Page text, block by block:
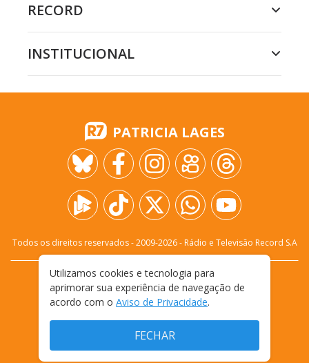
RECORD
INSTITUCIONAL
PATRICIA LAGES
Todos os direitos reservados - 2009-2026- Rádio e Televisão Record S.A
FALE CONOSCO
PRIVACIDADE
TERMOS E CONDIÇÕES DE USO
Utilizamos cookies e tecnologia para
aprimorar sua experiência de navegação de
acordo com o Aviso de Privacidade.
FECHAR